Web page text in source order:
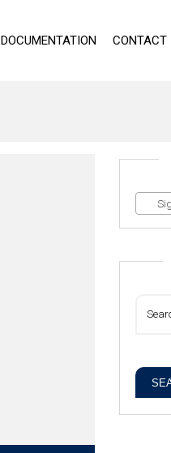
DOCUMENTATION CONTACT